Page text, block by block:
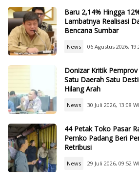
Baru 2,14% Hingga
Lambatnya Realisasi
Bencana Sumbar
News 06 Agustus 2026,
Donizar Kritik
Satu Daerah Satu
Hilang Arah
News 30 Juli 2026, 13:08
44 Petak Toko Pasar
Pemko Padang Beri
Retribusi
News 29 Juli 2026, 09:52